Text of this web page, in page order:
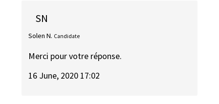
SN
Solen N. Candidate
Merci pour votre réponse.
16 June, 2020 17:02